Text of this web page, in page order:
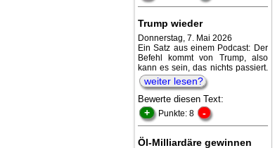
Trump wieder
Donnerstag, 7. Mai 2026
Ein Satz aus einem Podcast: Der
Befehl kommt von Trump, also
kann es sein, das nichts passiert.
weiter lesen?
Bewerte diesen Text:
+ Punkte: 8 -
Öl-Milliardäre gewinnen